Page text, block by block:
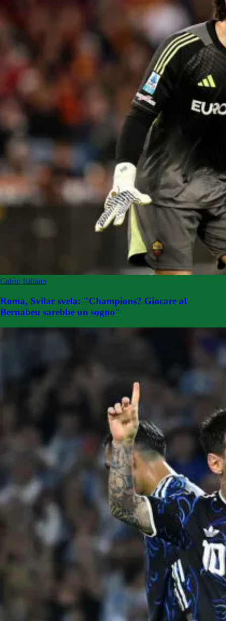
Calcio Italiano
Roma, Svilar svela: "Champions? Giocare al
Bernabeu sarebbe un sogno"